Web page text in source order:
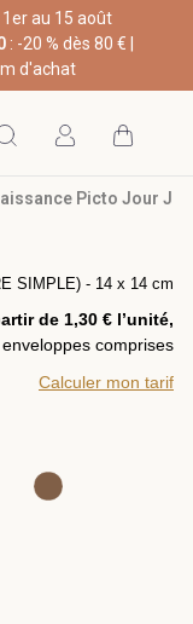
au 15 août
: -20 % dès 80 € |
d'achat
Picto Jour J
SIMPLE) - 14 x 14 cm
de 1,30 € l’unité,
comprises
Calculer mon tarif